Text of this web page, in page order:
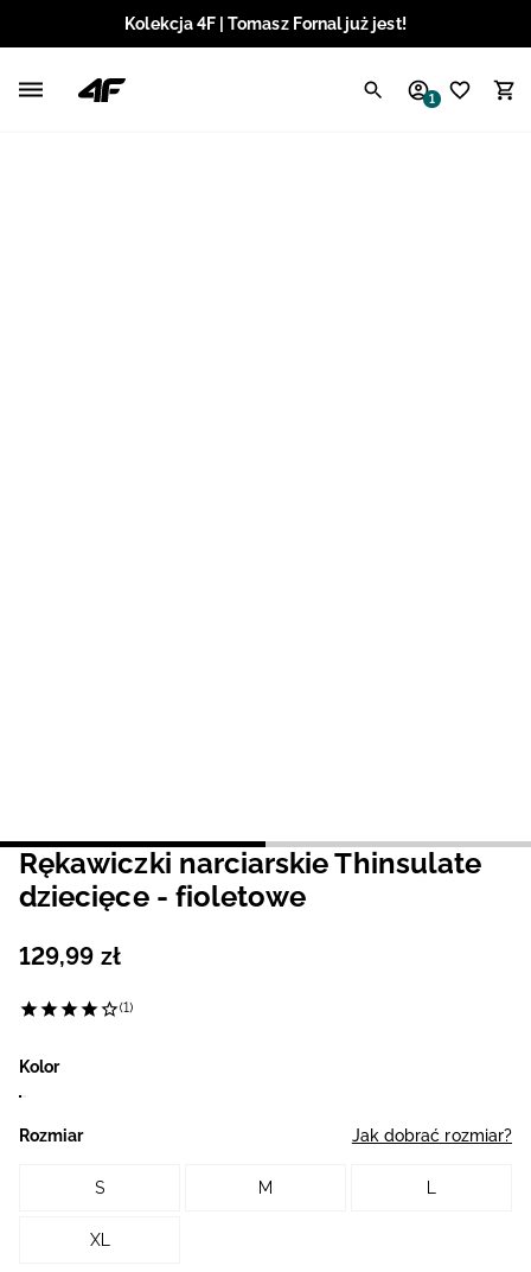
Kolekcja 4F | Tomasz Fornal już jest!
1
Rękawiczki narciarskie Thinsulate
dziecięce - fioletowe
129,99 zł
(1)
Kolor
Rozmiar Jak dobrać rozmiar?
S M L
XL